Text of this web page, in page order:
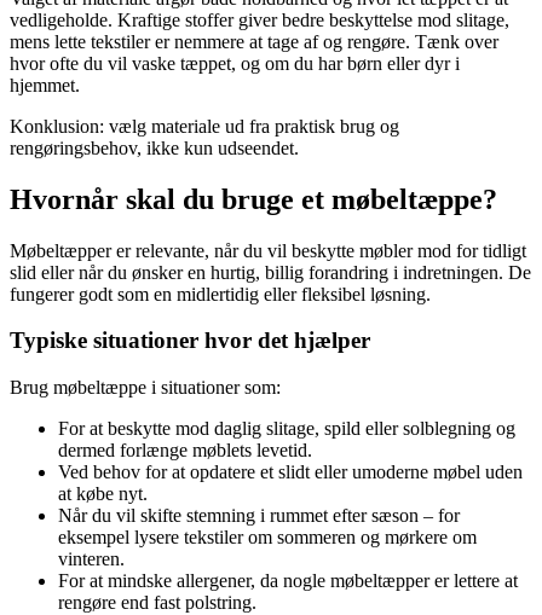
vedligeholde. Kraftige stoffer giver bedre beskyttelse mod slitage,
mens lette tekstiler er nemmere at tage af og rengøre. Tænk over
hvor ofte du vil vaske tæppet, og om du har børn eller dyr i
hjemmet.
Konklusion: vælg materiale ud fra praktisk brug og
rengøringsbehov, ikke kun udseendet.
Hvornår skal du bruge et møbeltæppe?
Møbeltæpper er relevante, når du vil beskytte møbler mod for tidligt
slid eller når du ønsker en hurtig, billig forandring i indretningen. De
fungerer godt som en midlertidig eller fleksibel løsning.
Typiske situationer hvor det hjælper
Brug møbeltæppe i situationer som:
For at beskytte mod daglig slitage, spild eller solblegning og
dermed forlænge møblets levetid.
Ved behov for at opdatere et slidt eller umoderne møbel uden
at købe nyt.
Når du vil skifte stemning i rummet efter sæson – for
eksempel lysere tekstiler om sommeren og mørkere om
vinteren.
For at mindske allergener, da nogle møbeltæpper er lettere at
rengøre end fast polstring.